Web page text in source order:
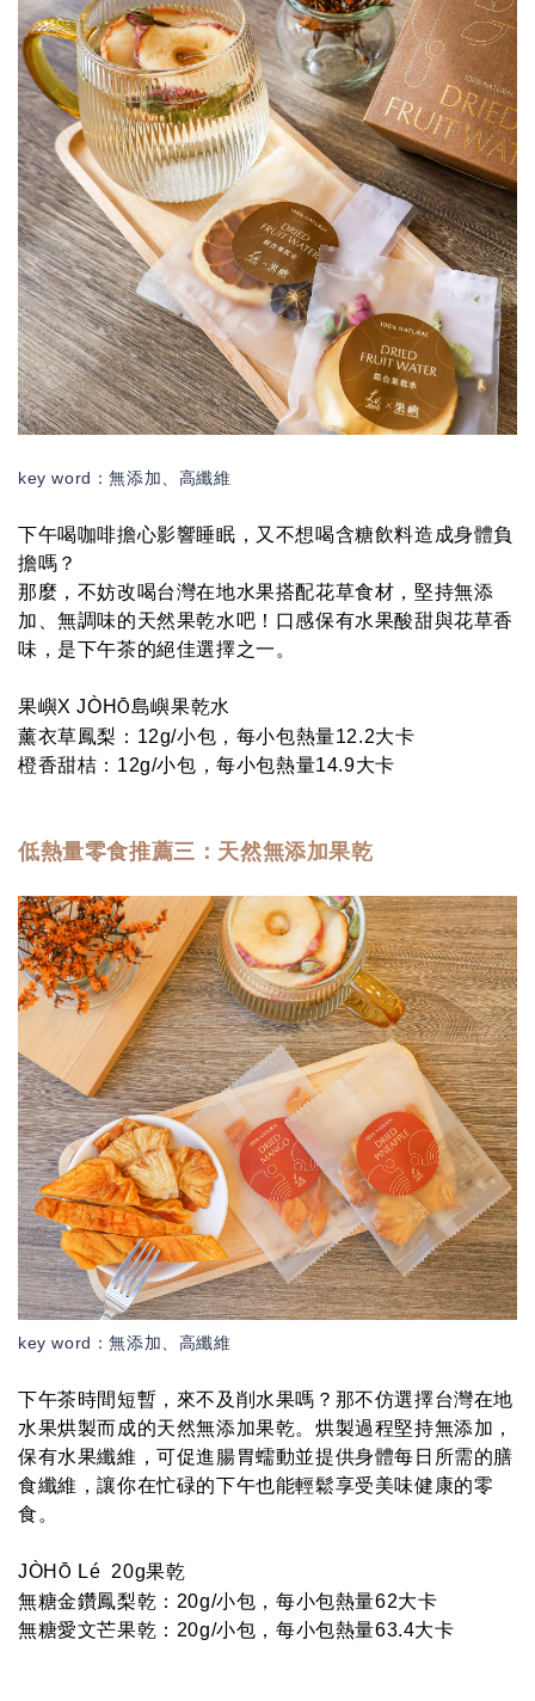
key word：無添加、高纖維
下午喝咖啡擔心影響睡眠，又不想喝含糖飲料造成身體負
擔嗎？
那麼，不妨改喝台灣在地水果搭配花草食材，堅持無添
加、無調味的天然果乾水吧！口感保有水果酸甜與花草香
味，是下午茶的絕佳選擇之一。
果嶼X JÒHŌ島嶼果乾水
薰衣草鳳梨：12g/小包，每小包熱量12.2大卡
橙香甜桔：12g/小包，每小包熱量14.9大卡
低熱量零食推薦三： 天然無添加果乾
key word：無添加、高纖維
下午茶時間短暫，來不及削水果嗎？那不仿選擇台灣在地
水果烘製而成的天然無添加果乾。烘製過程堅持無添加，
保有水果纖維，可促進腸胃蠕動並提供身體每日所需的膳
食纖維，讓你在忙碌的下午也能輕鬆享受美味健康的零
食。
JÒH Ō Lé 20g果乾
無糖金鑽鳳梨乾：20g/小包，每小包熱量62大卡
無糖愛文芒果乾：20g/小包，每小包熱量63.4大卡